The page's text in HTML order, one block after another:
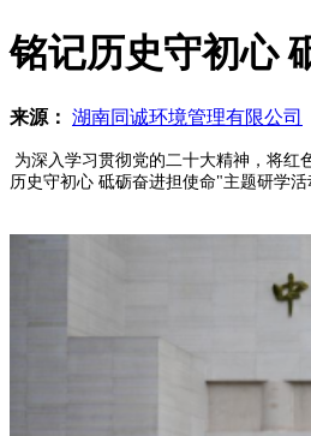
铭记历史守初心
来源： 湖南同诚环境管理有限公司
为深入学习贯彻党的二十大精神，将红
历史守初心 砥砺奋进担使命"主题研学活